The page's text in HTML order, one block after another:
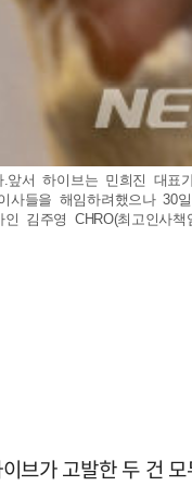
서 하이브는 민희진 대표
들을 해임하려했으나 30
주영 CHRO(최고인사책
브가 고발한 두 건